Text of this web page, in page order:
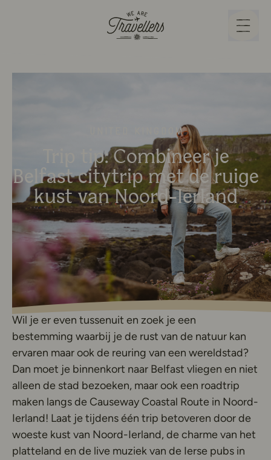
United Kingdom
Trip tip: Combineer je
Belfast citytrip met de ruige
kust van Noord-Ierland
Wil je er even tussenuit en zoek je een
bestemming waarbij je de rust van de natuur kan
ervaren maar ook de reuring van een wereldstad?
Dan moet je binnenkort naar Belfast vliegen en niet
alleen de stad bezoeken, maar ook een roadtrip
maken langs de Causeway Coastal Route in Noord-
Ierland! Laat je tijdens één trip betoveren door de
woeste kust van Noord-Ierland, de charme van het
platteland en de live muziek van de Ierse pubs in